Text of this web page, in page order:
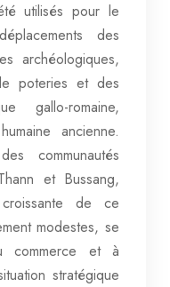
utilisés pour le
des
archéologiques,
poteries et des
gallo-romaine,
ancienne.
communautés
et Bussang,
de ce
modestes, se
commerce et à
stratégique